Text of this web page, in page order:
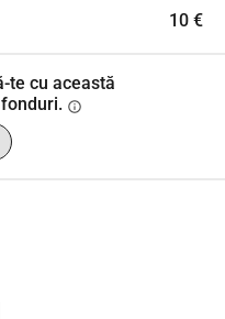
10 €
te cu această
info